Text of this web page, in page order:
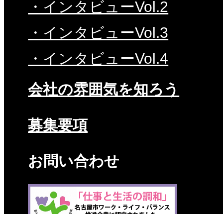
・インタビューVol.2
・インタビューVol.3
・インタビューVol.4
会社の雰囲気を知ろう
募集要項
お問い合わせ